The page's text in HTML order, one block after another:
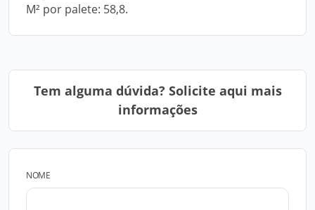
M² por palete: 58,8.
Tem alguma dúvida? Solicite aqui mais
informações
NOME